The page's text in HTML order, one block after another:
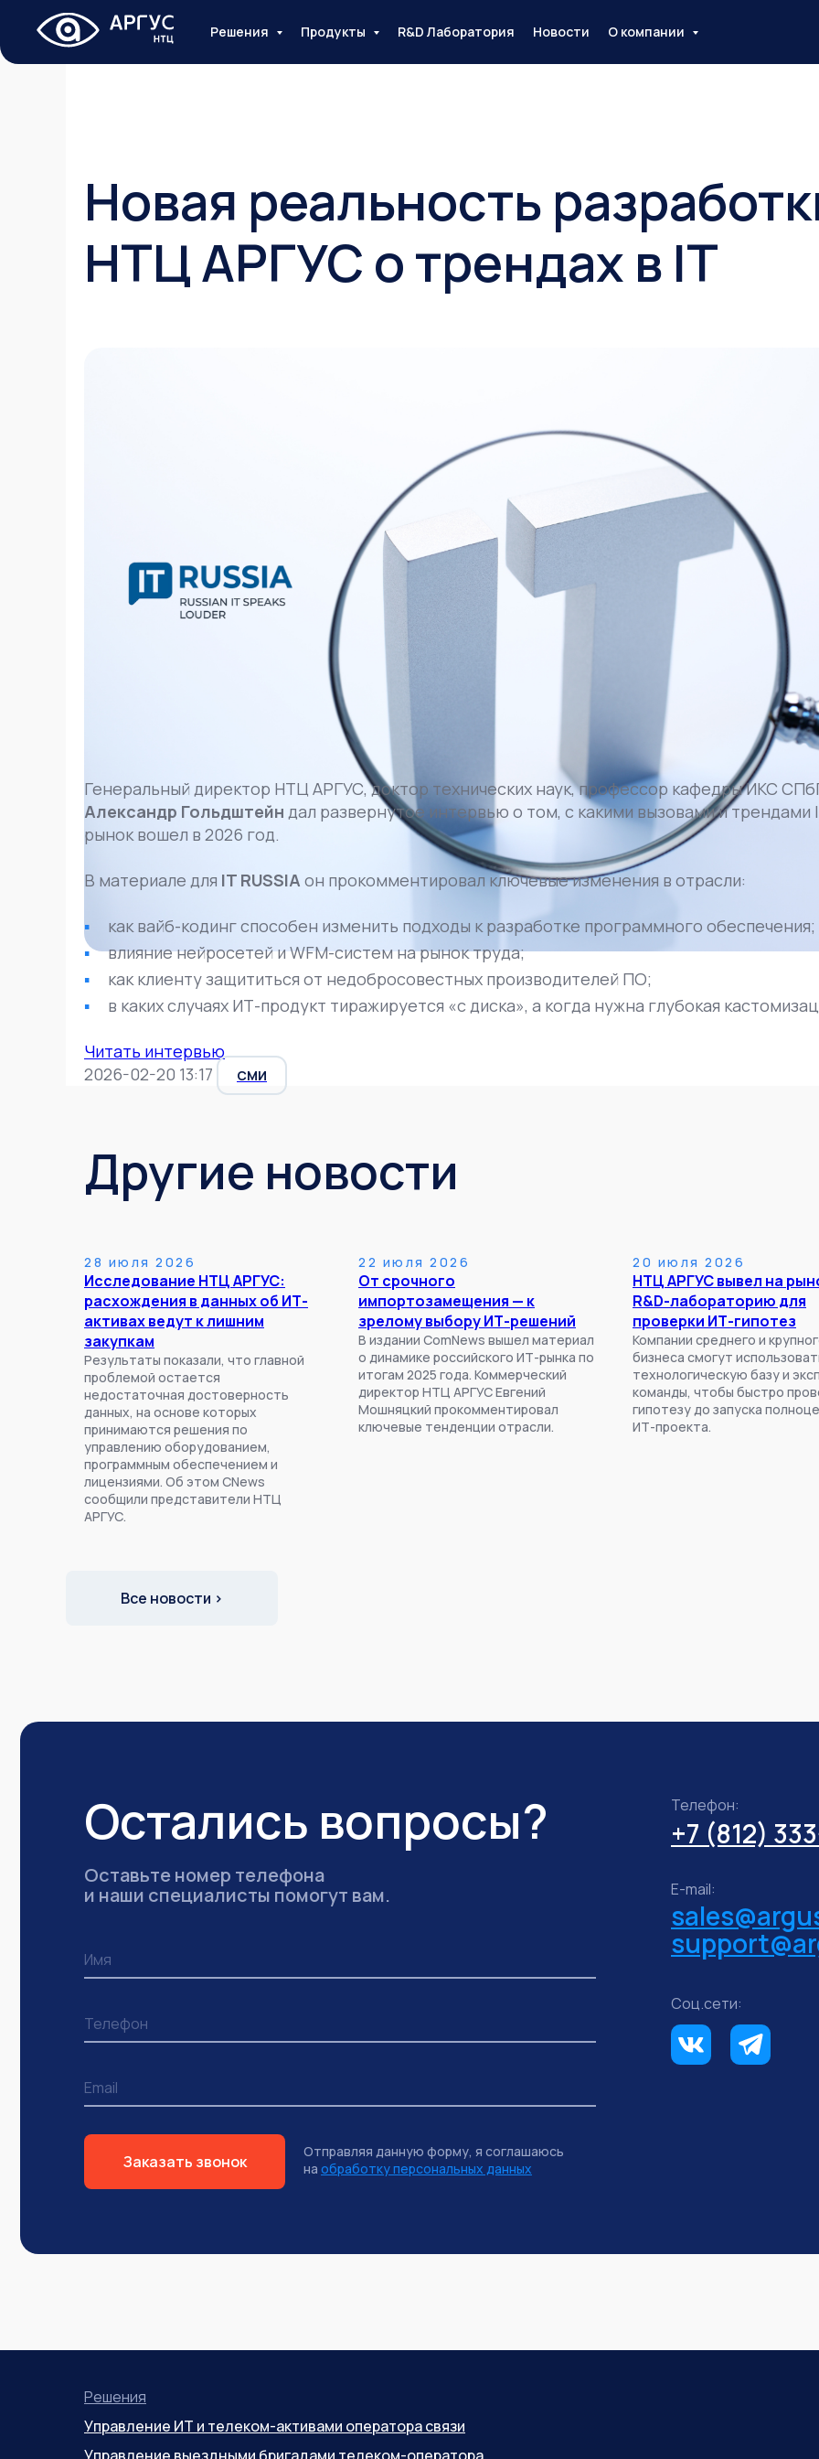
Решения Продукты R&D Лаборатория Новости О компании
Новая реальность
НТЦ АРГУС о трендах в IT
Генеральный директор НТЦ АРГУС, доктор технических наук, профессор кафедры ИКС
Александр Гольдштейн дал развернутое интервью о том, с какими вызовами и трендами
рынок вошел в 2026 год.
В материале для IT RUSSIA он прокомментировал ключевые изменения в отрасли:
как вайб-кодинг способен изменить подходы к разработке программного обеспечения;
влияние нейросетей и WFM-систем на рынок труда;
как клиенту защититься от недобросовестных производителей ПО;
в каких случаях ИТ-продукт тиражируется «с диска», а когда нужна глубокая
Читать интервью
2026-02-20 13:17
СМИ
Другие новости
28 июля 2026
Исследование НТЦ АРГУС:
расхождения в данных об ИТ-
активах ведут к лишним
закупкам
Результаты показали, что главной
проблемой остается
недостаточная достоверность
данных, на основе которых
принимаются решения по
управлению оборудованием,
программным обеспечением и
лицензиями. Об этом CNews
сообщили представители НТЦ
АРГУС.
22 июля 2026
От срочного
импортозамещения — к
зрелому выбору ИТ-решений
В издании ComNews вышел материал
о динамике российского ИТ-рынка по
итогам 2025 года. Коммерческий
директор НТЦ АРГУС Евгений
Мошняцкий прокомментировал
ключевые тенденции отрасли.
20 июля 2026
НТЦ АРГУС вывел на
R&D-лабораторию для
проверки ИТ-гипотез
Компании среднего и
бизнеса смогут
технологическую базу и
команды, чтобы быстро
гипотезу до запуска
ИТ-проекта.
Все новости ›
Остались вопросы?
Оставьте номер телефона
и наши специалисты помогут вам.
Заказать звонок
+7 (812)
Телефон:
E-mail:
Соц.сети:
Отправляя данную форму, я соглашаюсь
на обработку персональных данных
Решения
Управление ИТ и телеком-активами оператора связи
Управление выездными бригадами телеком-оператора